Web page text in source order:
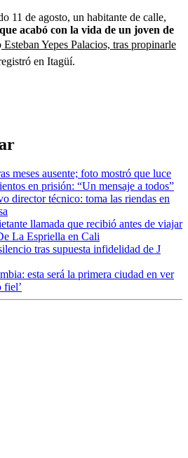
11 de agosto, un habitante de calle,
acabó con la vida de un joven de
Esteban Yepes Palacios, tras propinarle
en Itagüí.
meses ausente; foto mostró que luce
en prisión: “Un mensaje a todos”
director técnico: toma las riendas en
llamada que recibió antes de viajar
La Espriella en Cali
tras supuesta infidelidad de J
esta será la primera ciudad en ver
fiel’